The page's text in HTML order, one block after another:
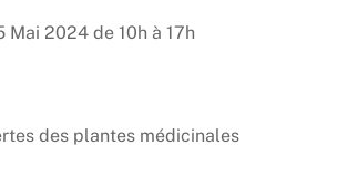
Mai 2024 de 10h à 17h
des plantes médicinales